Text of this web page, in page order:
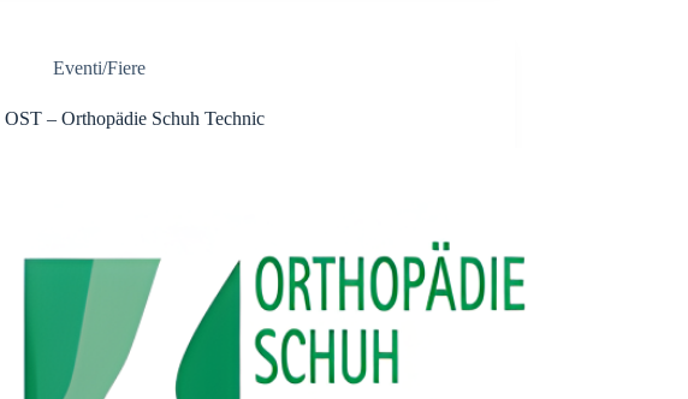
Eventi/Fiere
OST – Orthopädie Schuh Technic